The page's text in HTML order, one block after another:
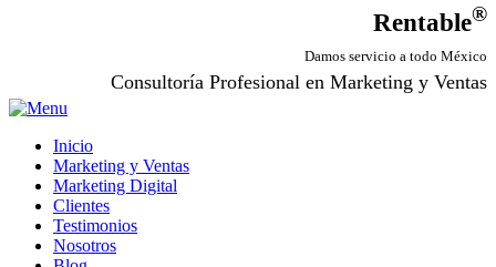
Rentable®
Damos servicio a todo México
Consultoría Profesional en Marketing y Ventas
Inicio
Marketing y Ventas
Marketing Digital
Clientes
Testimonios
Nosotros